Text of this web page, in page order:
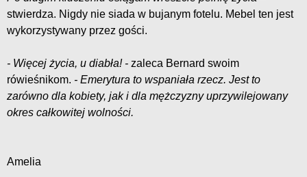
stwierdza. Nigdy nie siada w bujanym fotelu. Mebel ten jest
wykorzystywany przez gości.
- Więcej życia, u diabła! - zaleca Bernard swoim
rówieśnikom. - Emerytura to wspaniała rzecz. Jest to
zarówno dla kobiety, jak i dla mężczyzny uprzywilejowany
okres całkowitej wolności.
Amelia